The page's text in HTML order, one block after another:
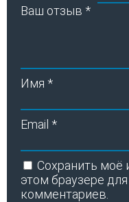
Ваш отзыв *
Имя *
Email *
Сохранить моё
этом браузере
комментариев.